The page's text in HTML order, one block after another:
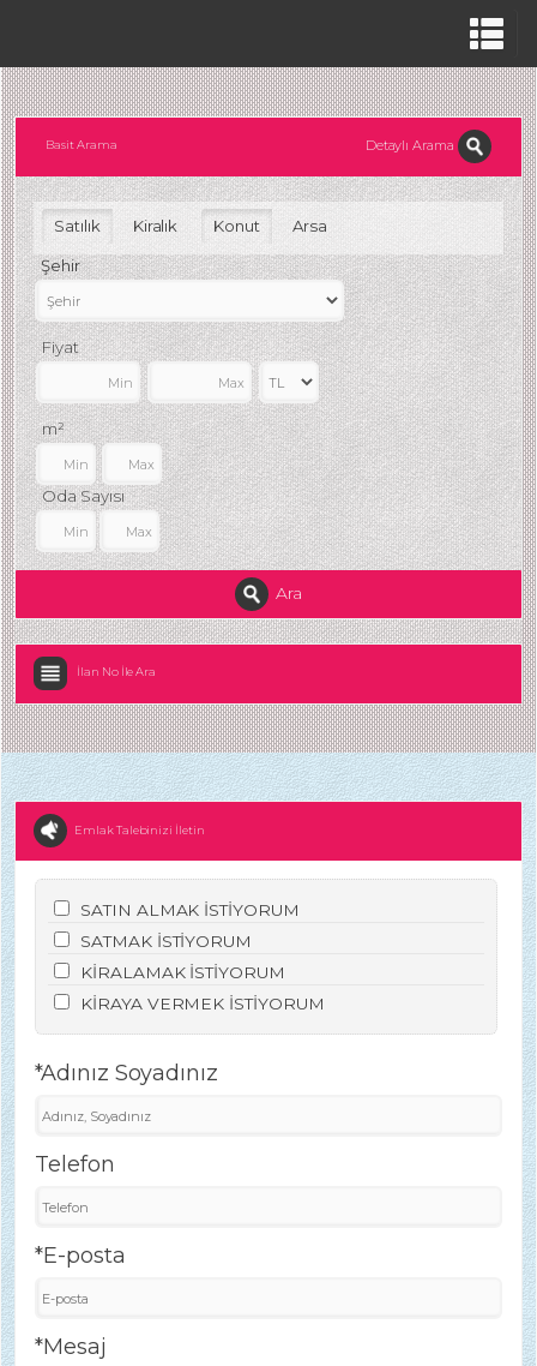
Basit Arama Detaylı Arama
Satılık Kiralık Konut Arsa
Şehir
Fiyat
m²
Oda Sayısı
Ara
İlan No İle Ara
Emlak Talebinizi İletin
SATIN ALMAK İSTİYORUM
SATMAK İSTİYORUM
KİRALAMAK İSTİYORUM
KİRAYA VERMEK İSTİYORUM
*Adınız Soyadınız
Telefon
*E-posta
*Mesaj